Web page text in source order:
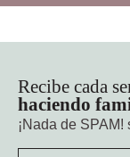
Recibe cada
haciendo
¡Nada de SPAM!